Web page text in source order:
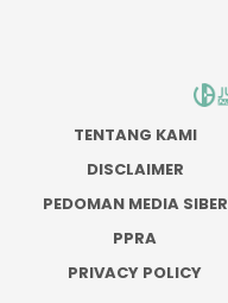
TENTANG KAMI
DISCLAIMER
PEDOMAN MEDIA SIBER
PPRA
PRIVACY POLICY